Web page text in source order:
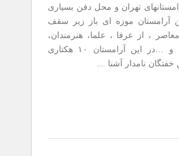
تهران و محل دفن بسیاری
آرامستان موزه ای باز زیر سقف
، از عرفا ، علما، هنرمندان،
سیاستمداران ، نظامیان ،دانشمندان و …در این آرامستان ۱۰ هکتاری
خفتگان نامدار آشنا …